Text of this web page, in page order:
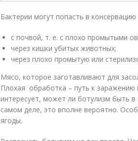
Бактерии могут попасть в
с почвой, т. е. с плохо промытыми
через кишки убитых животных;
через плохо промытую или
Мясо, которое заготавливают для
Плохая обработка – путь к
интересует, может ли ботулизм быть
самом деле, это вполне вероятно.
ягоды.